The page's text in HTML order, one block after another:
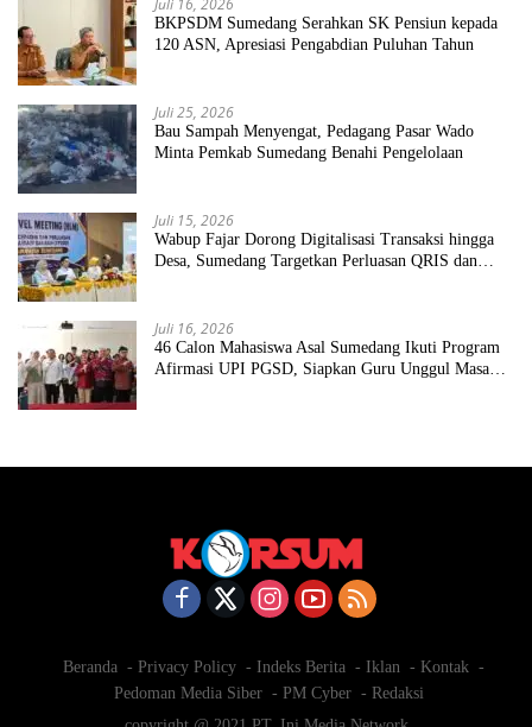
BKPSDM Sumedang Serahkan SK Pensiun kepada
120 ASN, Apresiasi Pengabdian Puluhan Tahun
Juli 25, 2026
Bau Sampah Menyengat, Pedagang Pasar Wado
Minta Pemkab Sumedang Benahi Pengelolaan
Juli 15, 2026
Wabup Fajar Dorong Digitalisasi Transaksi hingga
Desa, Sumedang Targetkan Perluasan QRIS dan
Juli 16, 2026
46 Calon Mahasiswa Asal Sumedang Ikuti Program
Afirmasi UPI PGSD, Siapkan Guru Unggul Masa
Beranda Privacy Policy Indeks Berita Iklan
Kontak
Pedoman Media Siber
PM Cyber
Redaksi